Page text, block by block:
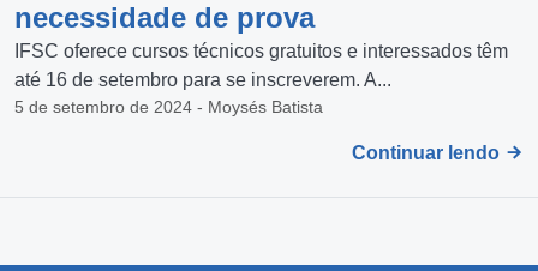
necessidade de prova
IFSC oferece cursos técnicos gratuitos e interessados têm
até 16 de setembro para se inscreverem. A...
5 de setembro de 2024 - Moysés Batista
Continuar lendo